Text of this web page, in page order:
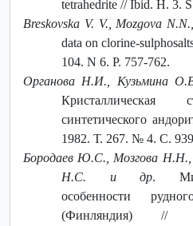
tetrahedrite // Ibid. H. 3.
Breskovska V. V., Mozgova
data on clorine-
104. N 6. P. 757-762.
Органова Н.И., Кузьмина
Кристаллическая
синтетического
1982. Т. 267. № 4. С.
Бородаев Ю.С., Мозгова
Н.С. и др.
особенности
(Финляндия) //